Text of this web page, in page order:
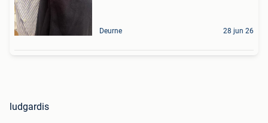
Deurne 28 jun 26
ludgardis